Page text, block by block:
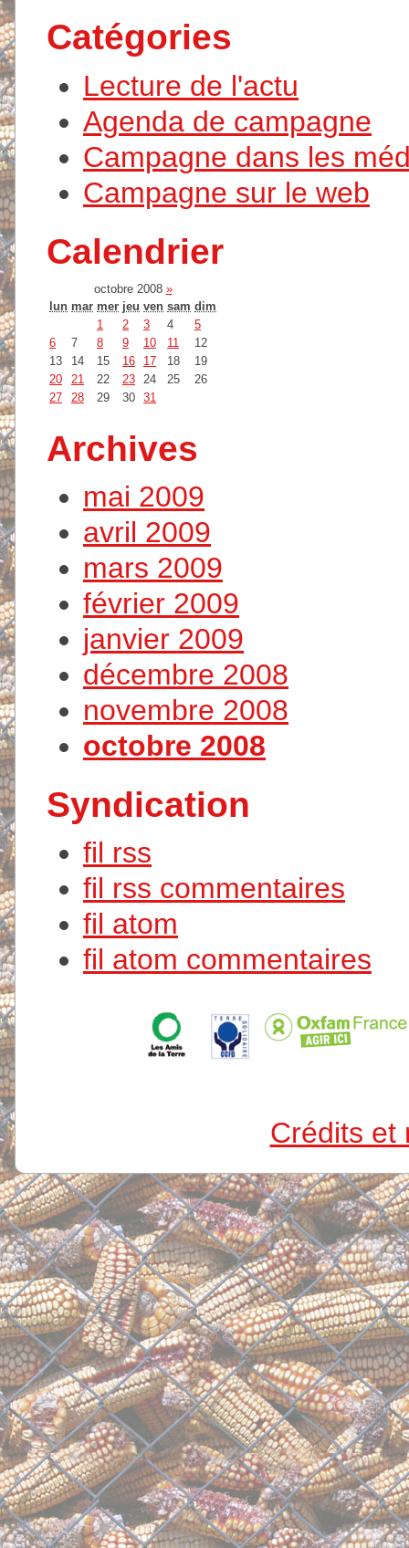
Catégories
Lecture de l'actu
Agenda de campagne
Campagne dans les
Campagne sur le web
Calendrier
octobre 2008 »
lun mar mer jeu ven sam dim
1
2 3 4
5
6
7 8 9 10 11
12
13
14 15 16 17 18
19
20
21 22 23 24 25
26
27
28 29 30 31
Archives
mai 2009
avril 2009
mars 2009
février 2009
janvier 2009
décembre 2008
novembre 2008
octobre 2008
Syndication
fil rss
fil rss commentaires
fil atom
fil atom commentaires
Crédits et